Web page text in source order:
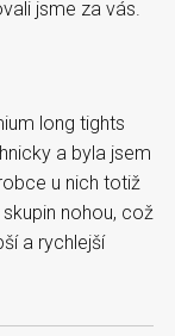
jsme za vás.
long tights
a byla jsem
u nich totiž
nohou, což
a rychlejší